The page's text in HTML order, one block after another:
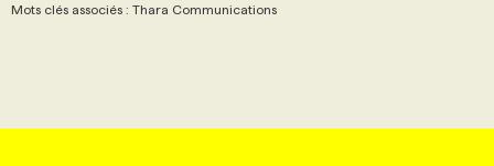
Mots clés associés : Thara Communications